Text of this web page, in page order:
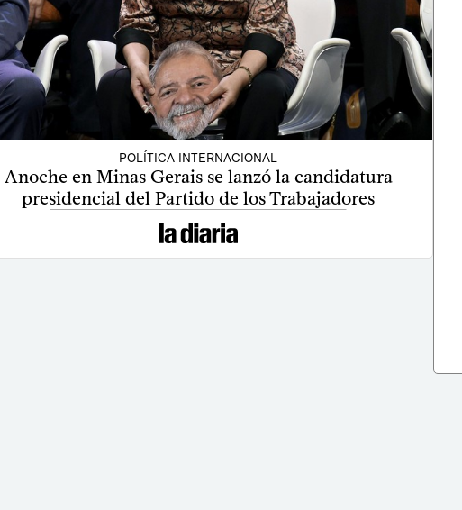
POLÍTICA INTERNACIONAL
Anoche en Minas Gerais se lanzó la candidatura
presidencial del Partido de los Trabajadores